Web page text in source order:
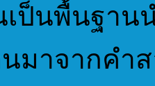
เป็นพื้นฐา
มาจากคำส